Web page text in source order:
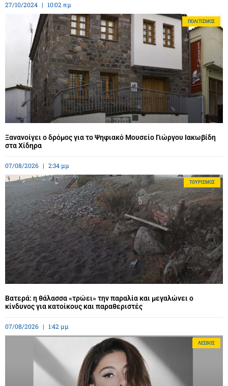
27/10/2024 10:02 πμ
ΠΟΛΙΤΙΣΜΌΣ
Ξανανοίγει ο δρόμος για το Ψηφιακό Μουσείο Γιώργου Ιακωβίδη
στα Χίδηρα
07/08/2026 2:34 μμ
ΤΟΥΡΙΣΜΌΣ
Βατερά: η θάλασσα «τρώει» την παραλία και μεγαλώνει ο
κίνδυνος για κατοίκους και παραθεριστές
07/08/2026 1:42 μμ
ΛΈΣΒΟΣ